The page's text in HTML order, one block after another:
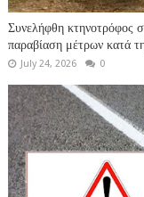
Συνελήφθη κτηνοτρόφος
παραβίαση μέτρων κατά
July 24, 2026 0